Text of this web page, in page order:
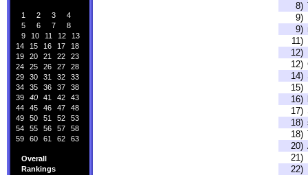
1 2 3
4
5
6 7
8
9
10 11 12
13
14
15 16 17
18
19
20 21 22
23
24
25 26 27
28
29
30 31 32
33
34
35 36 37
38
39
40 41 42
43
44
45 46 47
48
49
50 51 52
53
54
55 56 57
58
59
60 61 62 63
Overall
Rankings
8)
9)
9)
11)
12)
12)
14)
15)
16)
17)
18)
18)
20)
21)
22)